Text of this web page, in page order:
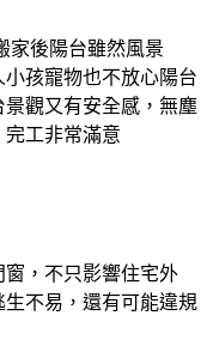
家後陽台雖然風景
孩寵物也不放心陽台
觀又有安全感，無塵
工非常滿意
，不只影響住宅外
不易，還有可能違規